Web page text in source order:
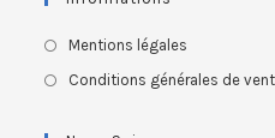
Mentions légales
Conditions générales de